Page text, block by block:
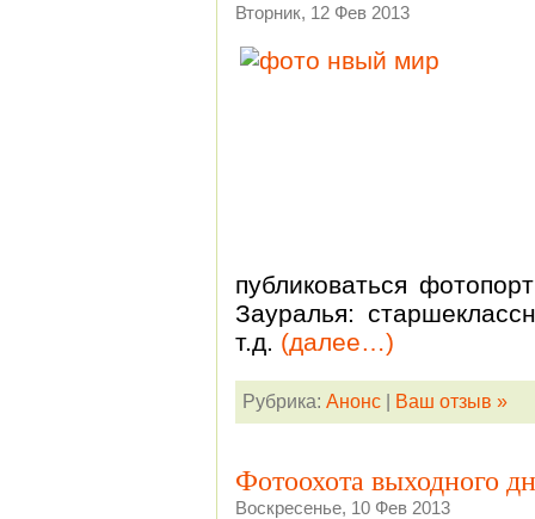
Вторник, 12 Фев 2013
публиковаться
Зауралья:
т.д. (далее…)
Рубрика: Анонс| Ваш отзыв »
Фотоохота выходного
Воскресенье, 10 Фев 2013